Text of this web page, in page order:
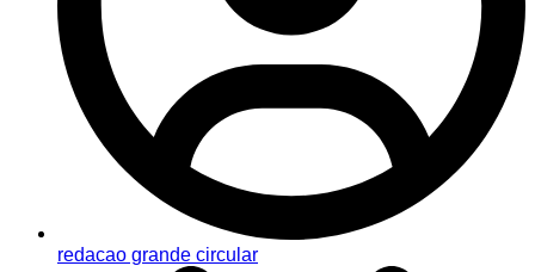
redacao grande circular